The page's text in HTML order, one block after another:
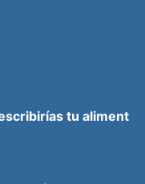
tu aliment